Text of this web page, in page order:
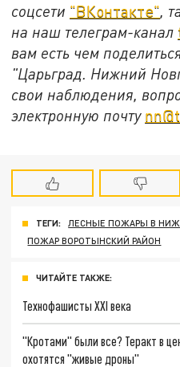
соцсети "ВКонтакте",
на наш телеграм-канал
вам есть чем
"Царьград. Нижний
свои наблюдения,
электронную почту
ТЕГИ: ЛЕСНЫЕ ПОЖАРЫ В
ПОЖАР ВОРОТЫНСКИЙ РАЙОН
ЧИТАЙТЕ ТАКЖЕ:
Технофашисты XXI века
"Кротами" были все? Теракт в
охотятся "живые дроны"